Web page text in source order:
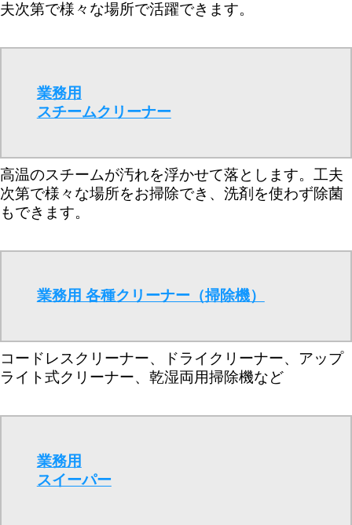
夫次第で様々な場所で活躍できます。
業務用
スチームクリーナー
高温のスチームが汚れを浮かせて落とします。工夫
次第で様々な場所をお掃除でき、洗剤を使わず除菌
もできます。
業務用 各種クリーナー（掃除機）
コードレスクリーナー、ドライクリーナー、アップ
ライト式クリーナー、乾湿両用掃除機など
業務用
スイーパー